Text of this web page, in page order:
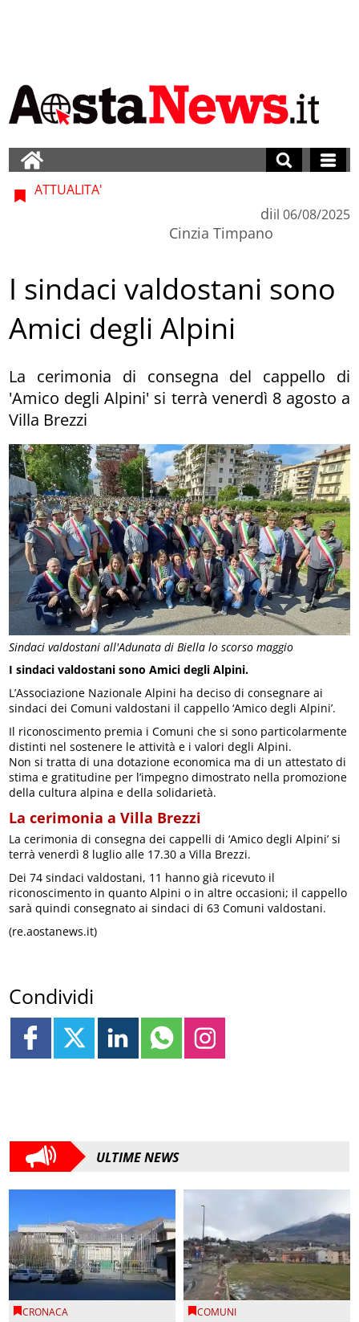
Sindaci valdostani all'Adunata di Biella lo scorso maggio
ATTUALITA'
di
Cinzia Timpano
il 06/08/2025
I sindaci valdostani sono
Amici degli Alpini
La cerimonia di consegna del cappello di
'Amico degli Alpini' si terrà venerdì 8 agosto a
Villa Brezzi
I sindaci valdostani sono Amici degli Alpini.
L’Associazione Nazionale Alpini ha deciso di consegnare ai
sindaci dei Comuni valdostani il cappello ‘Amico degli Alpini’.
Il riconoscimento premia i Comuni che si sono particolarmente
distinti nel sostenere le attività e i valori degli Alpini.
Non si tratta di una dotazione economica ma di un attestato di
stima e gratitudine per l’impegno dimostrato nella promozione
della cultura alpina e della solidarietà.
La cerimonia a Villa Brezzi
La cerimonia di consegna dei cappelli di ‘Amico degli Alpini’ si
terrà venerdì 8 luglio alle 17.30 a Villa Brezzi.
Dei 74 sindaci valdostani, 11 hanno già ricevuto il
riconoscimento in quanto Alpini o in altre occasioni; il cappello
sarà quindi consegnato ai sindaci di 63 Comuni valdostani.
(re.aostanews.it)
Condividi
ULTIME NEWS
CRONACA COMUNI